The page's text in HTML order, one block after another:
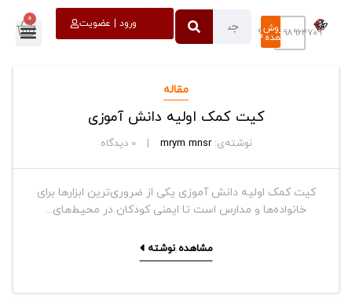
۰۹۳۹۸۹۶۴۷۰۹
فروش
عمده
ورود | عضویت 0
مقاله
کیت کمک اولیه دانش آموزی
نوشته‌ی: mrym mnsr دیدگاه
کیت کمک اولیه دانش آموزی یکی از ضروری‌ترین ابزارها برای
خانواده‌ها و مدارس است تا ایمنی کودکان در محیط‌های...
مشاهده نوشته